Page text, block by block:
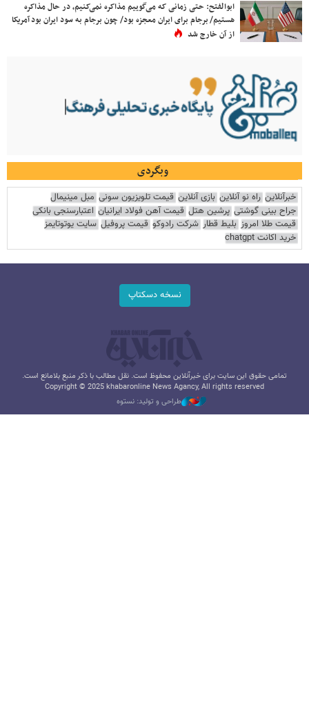
ابوالفتح: حتی زمانی که می‌گوییم مذاکره نمی‌کنیم، در حال مذاکره
هستیم/ برجام برای ایران معجزه بود/ چون برجام به سود ایران بود آمریکا
از آن خارج شد
وبگردی
خبرآنلاین راه نو آنلاین بازی آنلاین قیمت تلویزیون سونی مبل مینیمال
جراح بینی گوشتی پرشین هتل قیمت آهن فولاد ایرانیان اعتبارسنجی بانکی
قیمت طلا امروز بلیط قطار شرکت رادوکو قیمت پروفیل سایت یوتوتایمز
خرید اکانت chatgpt
نسخه دسکتاپ
تمامی حقوق این سایت برای خبرآنلاین محفوظ است. نقل مطالب با ذکر منبع بلامانع است.
Copyright © 2025 khabaronline News Agancy, All rights reserved
طراحی و تولید: نستوه